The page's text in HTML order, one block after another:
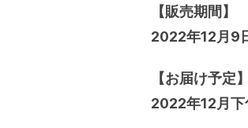
【販売期間】
2022年12月9
【お届け予定】
2022年12月下